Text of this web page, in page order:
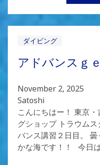
ダイビング
アドバンスｇ
November 2, 2025
Satoshi
こんにちはー！ 東京
グショップ トラウム
バンス講習２日目。
かな海です！！ 今日